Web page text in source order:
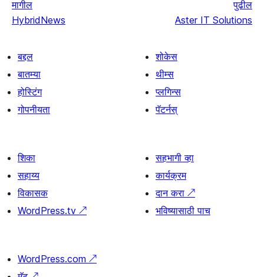
मागील
HybridNews
पुढील
Aster IT Solutions
बद्दल
बातम्या
होस्टिंग
गोपनीयता
शोकेस
थीम्स
प्लगिन्स
पॅटर्नस्
शिका
सहाय्य
विकासक
WordPress.tv ↗
सहभागी व्हा
कार्यक्रम
दान करा ↗
भविष्यासाठी पाच
WordPress.com ↗